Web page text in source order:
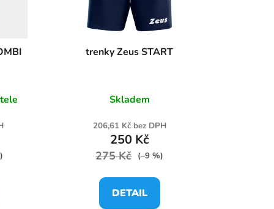
trenky Zeus START
Skladem
206,61 Kč bez DPH
250 Kč
275 Kč (–9 %)
DETAIL